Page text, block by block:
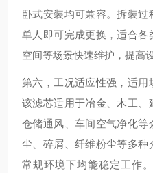
卧式安装均可兼容。拆装过
单人即可完成更换，适合
空间等场景快速维护，提高
第六，工况适应性强，适用
该滤芯适用于冶金、木工、
仓储通风、车间空气净化
尘、碎屑、纤维粉尘等多种
常规环境下均能稳定工作